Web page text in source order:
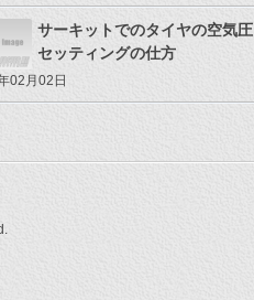
サーキットでのタイヤの空気圧
セッティングの仕方
02月02日